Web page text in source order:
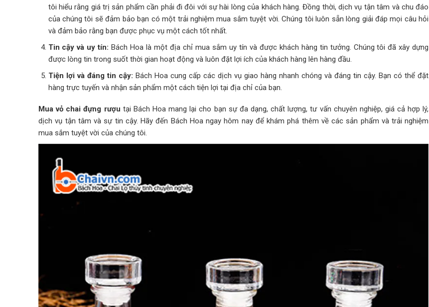
tôi hiểu rằng giá trị sản phẩm cần phải đi đôi với sự hài lòng của khách hàng. Đồng thời, dịch vụ tận tâm và chu đáo
của chúng tôi sẽ đảm bảo bạn có một trải nghiệm mua sắm tuyệt vời. Chúng tôi luôn sẵn lòng giải đáp mọi câu hỏi
và đảm bảo rằng bạn được phục vụ một cách tốt nhất.
Tin cậy và uy tín: Bách Hoa là một địa chỉ mua sắm uy tín và được khách hàng tin tưởng. Chúng tôi đã xây dựng
được lòng tin trong suốt thời gian hoạt động và luôn đặt lợi ích của khách hàng lên hàng đầu.
Tiện lợi và đáng tin cậy: Bách Hoa cung cấp các dịch vụ giao hàng nhanh chóng và đáng tin cậy. Bạn có thể đặt
hàng trực tuyến và nhận sản phẩm một cách tiện lợi tại địa chỉ của bạn.
Mua vỏ chai đựng rượu tại Bách Hoa mang lại cho bạn sự đa dạng, chất lượng, tư vấn chuyên nghiệp, giá cả hợp lý,
dịch vụ tận tâm và sự tin cậy. Hãy đến Bách Hoa ngay hôm nay để khám phá thêm về các sản phẩm và trải nghiệm
mua sắm tuyệt vời của chúng tôi.